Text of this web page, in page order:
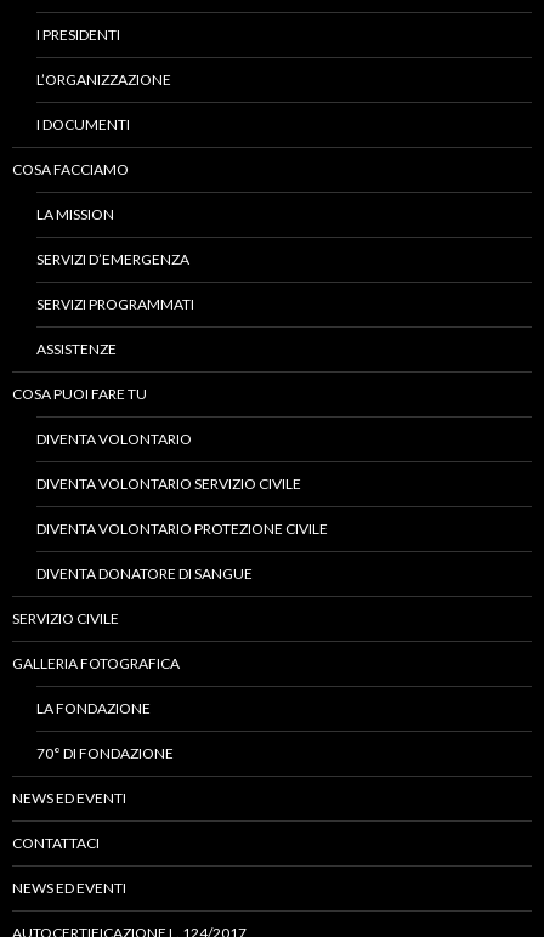
I PRESIDENTI
L’ORGANIZZAZIONE
I DOCUMENTI
COSA FACCIAMO
LA MISSION
SERVIZI D’EMERGENZA
SERVIZI PROGRAMMATI
ASSISTENZE
COSA PUOI FARE TU
DIVENTA VOLONTARIO
DIVENTA VOLONTARIO SERVIZIO CIVILE
DIVENTA VOLONTARIO PROTEZIONE CIVILE
DIVENTA DONATORE DI SANGUE
SERVIZIO CIVILE
GALLERIA FOTOGRAFICA
LA FONDAZIONE
70° DI FONDAZIONE
NEWS ED EVENTI
CONTATTACI
NEWS ED EVENTI
AUTOCERTIFICAZIONE L. 124/2017